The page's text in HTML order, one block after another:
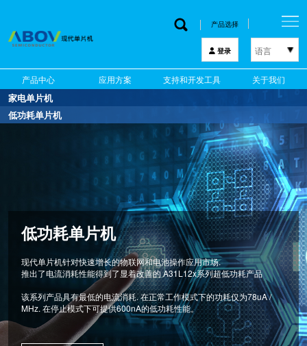
产品选择
登录 语言
한국어
English
中文
日本語
产品中心 应用方案 支持和开发工具 关于我们
家电单片机
家电单片机
现代单片机为白色家电.
厨房电器和智能家用电器应用提供诸如主流和显示. 电机控制.
触摸和蓝牙等解决方案。
此外. 我们通过节能设计来设计针对智能家电优化的MCU.
并为客户提供多样化的产品组合。
低功耗单片机
低功耗单片机
现代单片机针对快速增长的物联网和电池操作应用市场.
推出了电流消耗性能得到了显着改善的 A31L12x系列超低功耗产品
该系列产品具有最低的电流消耗. 在正常工作模式下的功耗仅为78uA /
MHz. 在停止模式下可提供600nA的低功耗性能。